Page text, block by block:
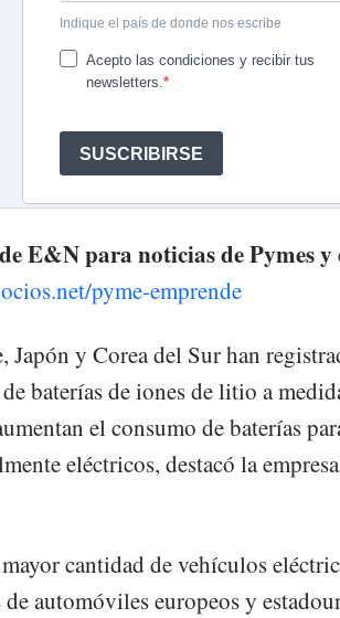
E&N para noticias de Pymes y
pyme-emprende
Japón y Corea del Sur han
baterías de iones de litio a
el consumo de baterías
eléctricos, destacó la
cantidad de vehículos
automóviles europeos y